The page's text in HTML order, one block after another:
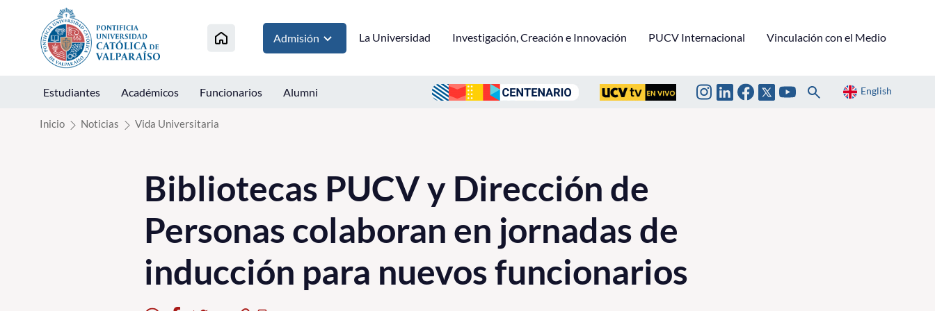
Click acá para ir directamente al contenido
Admisión La Universidad Investigación, Creación e Innovación PUCV Internacional Vinculación con el Medio
Estudiantes Académicos Funcionarios Alumni English
Inicio Noticias Vida Universitaria
Bibliotecas PUCV y Dirección de
Personas colaboran en jornadas de
inducción para nuevos funcionarios